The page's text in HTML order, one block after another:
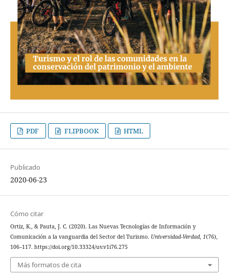
PDF FLIPBOOK HTML
Publicado
2020-06-23
Cómo citar
Ortiz, K., & Pauta, J. C. (2020). Las Nuevas Tecnologías de Información y
Comunicación a la vanguardia del Sector del Turismo. Universidad-Verdad, 1(76),
106–117. https://doi.org/10.33324/uv.v1i76.275
Más formatos de cita